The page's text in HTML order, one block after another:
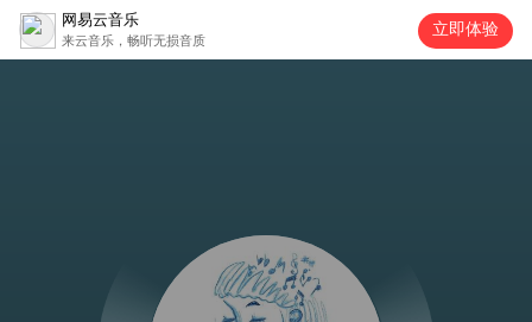
网易云音乐
来云音乐，畅听无损音质
立即体验